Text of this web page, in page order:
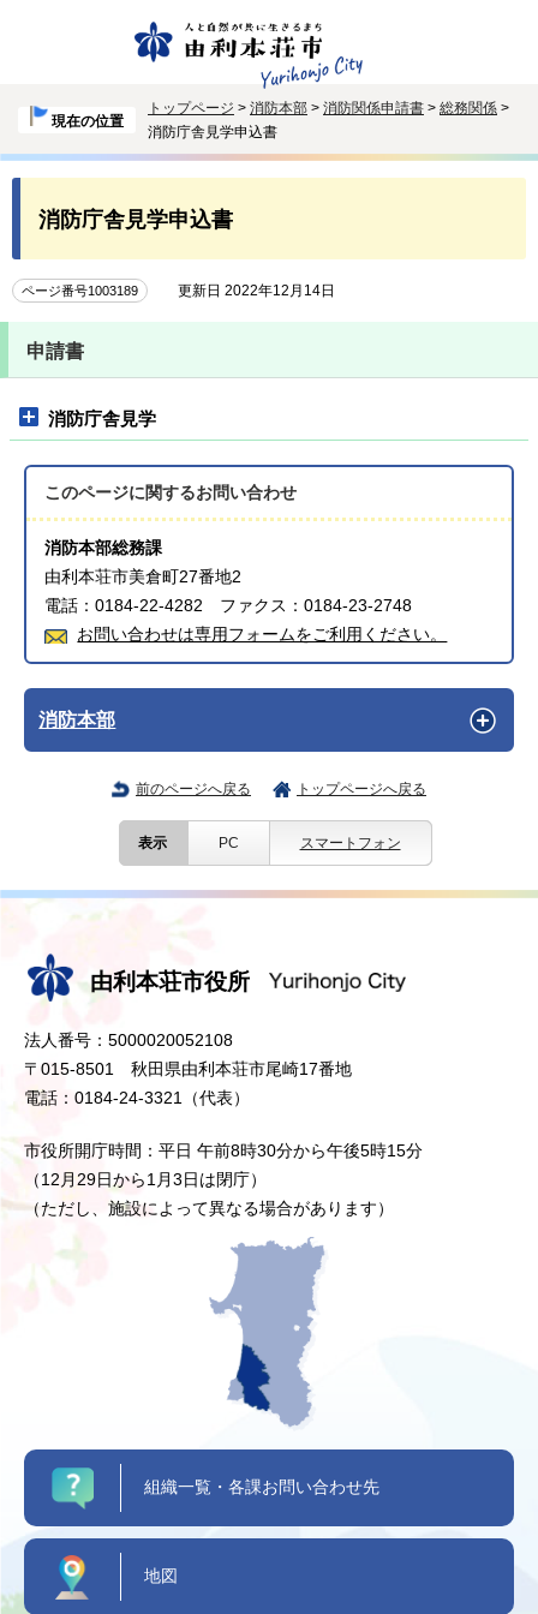
現在の位置
トップページ > 消防本部 > 消防関係申請書 > 総務関係 >
消防庁舎見学申込書
消防庁舎見学申込書
ページ番号1003189 更新日 2022年12月14日
申請書
消防庁舎見学
このページに関するお問い合わせ
消防本部総務課
由利本荘市美倉町27番地2
電話：0184-22-4282 ファクス：0184-23-2748
お問い合わせは専用フォームをご利用ください。
消防本部
前のページへ戻る トップページへ戻る
表示 PC スマートフォン
由利本荘市役所
法人番号：5000020052108
〒015-8501 秋田県由利本荘市尾崎17番地
電話：0184-24-3321（代表）
市役所開庁時間：平日 午前8時30分から午後5時15分
（12月29日から1月3日は閉庁）
（ただし、施設によって異なる場合があります）
組織一覧・各課お問い合わせ先
地図